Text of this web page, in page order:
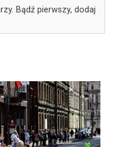
Bądź pierwszy, dodaj